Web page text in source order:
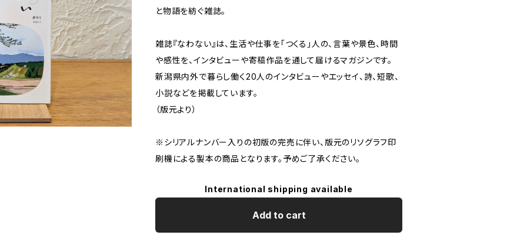
と物語を紡ぐ雑誌。
雑誌『なわない』は、生活や仕事を「つくる」人の、言葉や景色、時間
や感性を、インタビューや寄稿作品を通して届けるマガジンです。
新潟県内外で暮らし働く20人のインタビューやエッセイ、詩、短歌、
小説などを掲載しています。
（版元より）
※シリアルナンバー入りの初版の完売に伴い、版元のリソグラフ印
刷機による製本の商品となります。予めご了承ください。
International shipping available
Add to cart